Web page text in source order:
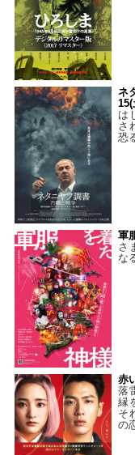
ネ
は
さ
恐
軍
さ
な
赤
落
縁
そ
の